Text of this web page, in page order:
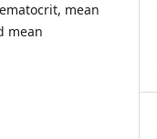
mean
mean